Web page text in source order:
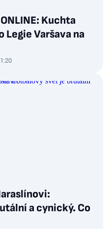
Kuchta
Legie Varšava na
a cynický. Co